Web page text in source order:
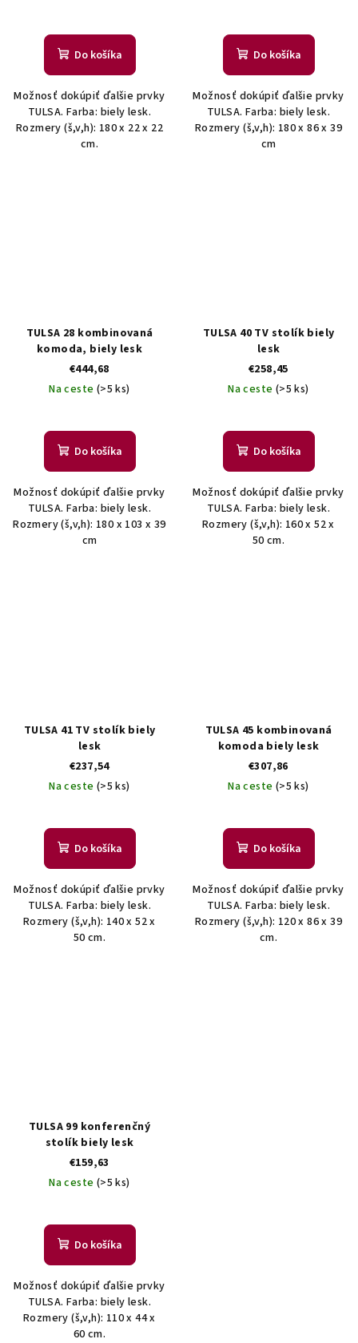
Do košíka
Možnosť dokúpiť ďalšie prvky
TULSA. Farba: biely lesk.
Rozmery (š,v,h): 180 x 22 x 22
cm.
Do košíka
Možnosť dokúpiť ďalšie prvky
TULSA. Farba: biely lesk.
Rozmery (š,v,h): 180 x 86 x 39
cm
TULSA 28 kombinovaná
komoda, biely lesk
€444,68
Na ceste (>5 ks)
Do košíka
Možnosť dokúpiť ďalšie prvky
TULSA. Farba: biely lesk.
Rozmery (š,v,h): 180 x 103 x 39
cm
TULSA 40 TV stolík biely
lesk
€258,45
Na ceste (>5 ks)
Do košíka
Možnosť dokúpiť ďalšie prvky
TULSA. Farba: biely lesk.
Rozmery (š,v,h): 160 x 52 x
50 cm.
TULSA 41 TV stolík biely
lesk
€237,54
Na ceste (>5 ks)
Do košíka
Možnosť dokúpiť ďalšie prvky
TULSA. Farba: biely lesk.
Rozmery (š,v,h): 140 x 52 x
50 cm.
TULSA 45 kombinovaná
komoda biely lesk
€307,86
Na ceste (>5 ks)
Do košíka
Možnosť dokúpiť ďalšie prvky
TULSA. Farba: biely lesk.
Rozmery (š,v,h): 120 x 86 x 39
cm.
TULSA 99 konferenčný
stolík biely lesk
€159,63
Na ceste (>5 ks)
Do košíka
Možnosť dokúpiť ďalšie prvky
TULSA. Farba: biely lesk.
Rozmery (š,v,h): 110 x 44 x
60 cm.